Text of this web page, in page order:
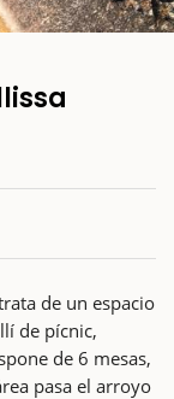
de un espacio
de pícnic,
de 6 mesas,
pasa el arroyo